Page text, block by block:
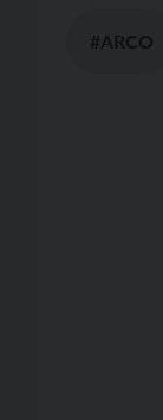
#ARCO